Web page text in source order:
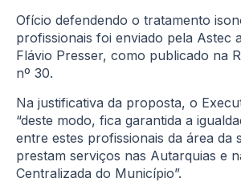
Ofício defendendo o tratamento
profissionais foi enviado pela Astec
Flávio Presser, como publicado na
nº 30.
Na justificativa da proposta, o
“deste modo, fica garantida a
entre estes profissionais da área da
prestam serviços nas Autarquias e
Centralizada do Município”.